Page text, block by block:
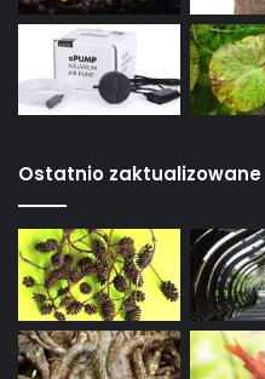
Ostatnio zaktualizowane